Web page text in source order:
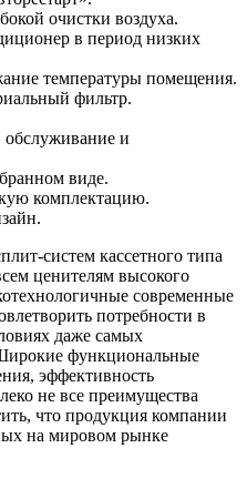
очистки воздуха.
в период низких
температуры помещения.
фильтр.
обслуживание и
виде.
комплектацию.
систем кассетного типа
ценителям высокого
современные
потребности в
даже самых
функциональные
эффективность
не все преимущества
что продукция компании
на мировом рынке